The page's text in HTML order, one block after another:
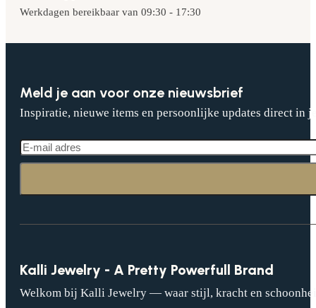
Werkdagen bereikbaar van 09:30 - 17:30
Meld je aan voor onze nieuwsbrief
Inspiratie, nieuwe items en persoonlijke updates direct in
Kalli Jewelry - A Pretty Powerfull Brand
Welkom bij Kalli Jewelry — waar stijl, kracht en